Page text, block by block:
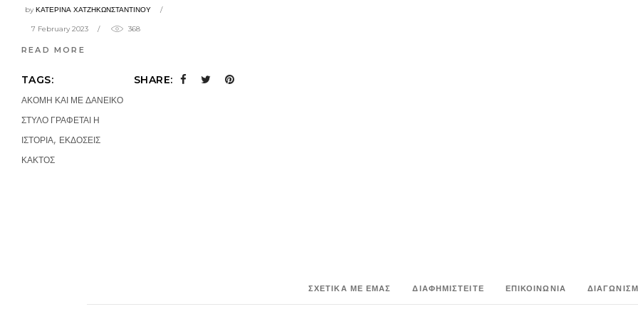
byΚΑΤΕΡΙΝΑ ΧΑΤΖΗΚΩΝΣΤΑΝΤΙΝΟΥ
7 February 2023 368
READ MORE
TAGS:
ΑΚΟΜΗ ΚΑΙ ΜΕ ΔΑΝΕΙΚΟ
ΣΤΥΛΟ ΓΡΑΦΕΤΑΙ Η
ΙΣΤΟΡΙΑ, ΕΚΔΟΣΕΙΣ
ΚΑΚΤΟΣ
SHARE:
ΣΧΕΤΙΚΑ ΜΕ ΕΜΑΣ ΔΙΑΦΗΜΙΣΤΕΙΤΕ ΕΠΙΚΟΙΝΩΝΙΑ